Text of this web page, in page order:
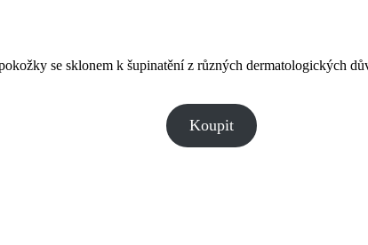
se sklonem k šupinatění z různých dermatologických
Koupit